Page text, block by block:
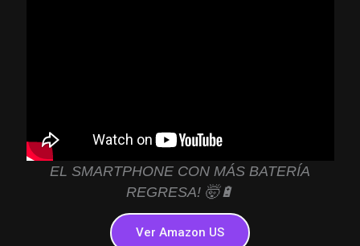
EL SMARTPHONE CON MÁS BATERÍA
REGRESA! 🤯🔋
Ver Amazon US